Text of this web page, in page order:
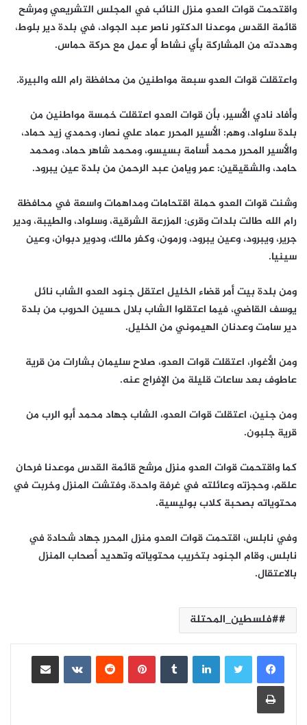
واقتحمت قوات العدو منزل النائب في المجلس التشريعي ومرشح
قائمة القدس موعدنا الدكتور ناصر عبد الجواد، في بلدة دير بلوط،
وهددته من المشاركة بأي نشاط أو عمل مع حركة حماس.
واعتقلت قوات العدو سبعة مواطنين من محافظة رام الله والبيرة.
وأفاد نادي الأسير، بأن قوات العدو اعتقلت خمسة مواطنين من
بلدة سلواد، وهم: الأسير المحرر عماد علي نصار، وحمدي زيد حماد،
والأسير المحرر محمد أسامة بسيسو، ومحمد شاهر حماد، ومحمد
حامد، والشقيقين: عمر ويامن عبد الرحمن من بلدة عين يبرود.
وشنت قوات العدو حملة اقتحامات ومداهمات واسعة في محافظة
رام الله طالت بلدات وقرى: المزرعة الشرقية، وسلواد، والطيبة، ودير
جرير، ويبرود، وعين يبرود، ورمون، وكفر مالك، ودوير دبوان، وعين
سينيا.
ومن بلدة بيت أمر قضاء الخليل اعتقل جنود العدو الشاب نائل
يوسف القاضي، فيما اعتقلوا الشاب بلال حسين الحروب من بلدة
دير سامت وعدنان الهيموني من الخليل.
ومن الأغوار، اعتقلت قوات العدو، صلاح سليمان بشارات من قرية
عاطوف بعد ساعات قليلة من الإفراج عنه.
ومن جنين، اعتقلت قوات العدو، الشاب جهاد محمد أبو الرب من
قرية جلبون.
كما واقتحمت قوات العدو منزل مرشح قائمة القدس موعدنا فرحان
علقم، وحجزته وعائلته في غرفة واحدة، وفتشت المنزل وخربت في
محتوياته بصحبة كلاب بوليسية.
وفي نابلس، اقتحمت قوات العدو منزل المحرر جهاد شحادة في
نابلس، وقام الجنود بتخريب محتوياته وتهديد أصحاب المنزل
بالاعتقال.
#فلسطين_المحتلة
لينكدإن بينتيريست
مشاركة عبر البريد
طباعة